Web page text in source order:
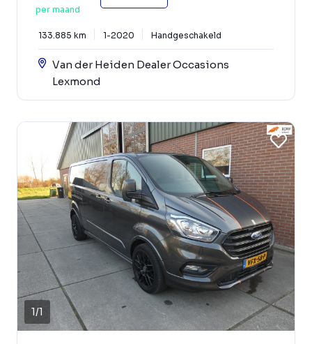
per maand
133.885 km 1-2020 Handgeschakeld
Van der Heiden Dealer Occasions
Lexmond
1/1